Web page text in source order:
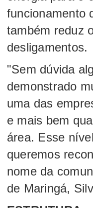
funcionamento
também reduz
desligamentos.
"Sem dúvida
demonstrado
uma das
e mais bem
área. Esse
queremos
nome da
de Maringá,